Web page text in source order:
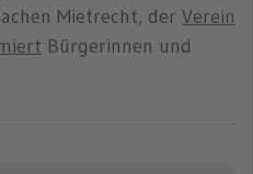
Mietrecht, der Verein
Bürgerinnen und